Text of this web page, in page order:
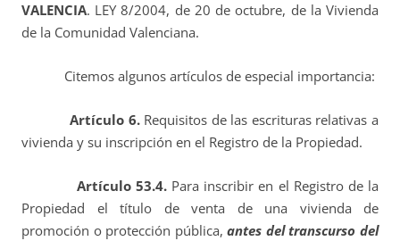
VALENCIA. LEY 8/2004, de 20 de octubre, de la Vivienda
de la Comunidad Valenciana.
Citemos algunos artículos de especial importancia:
Artículo 6.Requisitos de las escrituras relativas a
vivienda y su inscripción en el Registro de la Propiedad.
Artículo 53.4.Para inscribir en el Registro de la
Propiedad el título de venta de una vivienda de
promoción o protección pública,antes del transcurso del